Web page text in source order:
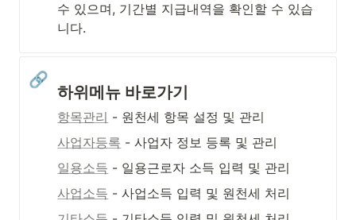
수 있으며, 기간별 지급내역을 확인할 수 있습
니다.
🔗
하위메뉴 바로가기
항목관리 - 원천세 항목 설정 및 관리
사업자등록 - 사업자 정보 등록 및 관리
일용소득 - 일용근로자 소득 입력 및 관리
사업소득 - 사업소득 입력 및 원천세 처리